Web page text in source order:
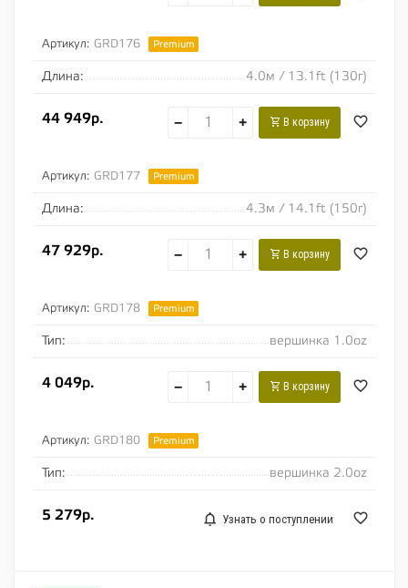
Артикул: GRD176 Premium
Длина: 4.0м / 13.1ft (130г)
44 949р. − + В корзину
Артикул: GRD177 Premium
Длина: 4.3м / 14.1ft (150г)
47 929р. − + В корзину
Артикул: GRD178 Premium
Тип: вершинка 1.0oz
4 049р. − + В корзину
Артикул: GRD180 Premium
Тип: вершинка 2.0oz
5 279р. Узнать о поступлении